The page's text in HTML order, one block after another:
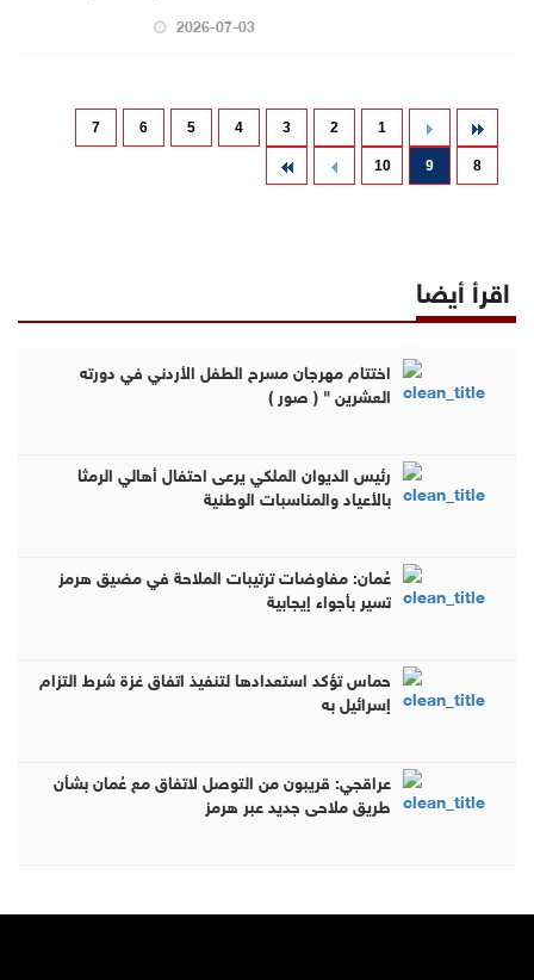
2026-07-03
1
2
3
4
5
6
7
8
9
10
اقرأ أيضا
اختتام مهرجان مسرح الطفل الأردني في دورته
العشرين " ( صور )
رئيس الديوان الملكي يرعى احتفال أهالي الرمثا
بالأعياد والمناسبات الوطنية
عُمان: مفاوضات ترتيبات الملاحة في مضيق هرمز
تسير بأجواء إيجابية
حماس تؤكد استعدادها لتنفيذ اتفاق غزة شرط التزام
إسرائيل به
عراقجي: قريبون من التوصل لاتفاق مع عُمان بشأن
طريق ملاحي جديد عبر هرمز